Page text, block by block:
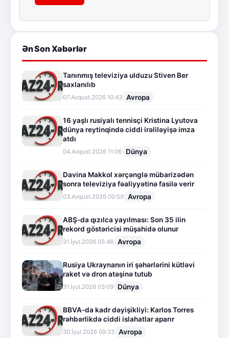
Ən Son Xəbərlər
Tanınmış televiziya ulduzu Stiven Ber
saxlanılıb
07.Avqust.2026 10:43 Avropa
16 yaşlı rusiyalı tennisçi Kristina Lyutova
dünya reytinqində ciddi irəliləyişə imza
atdı
04.Avqust.2026 11:06 Dünya
Davina Makkol xərçənglə mübarizədən
sonra televiziya fəaliyyətinə fasilə verir
03.Avqust.2026 00:59 Avropa
ABŞ-da qızılca yayılması: Son 35 ilin
rekord göstəricisi müşahidə olunur
31.İyul.2026 05:46 Avropa
Rusiya Ukraynanın iri şəhərlərini kütləvi
raket və dron atəşinə tutub
31.İyul.2026 03:09 Dünya
BBVA-da kadr dəyişikliyi: Karlos Torres
rəhbərlikdə ciddi islahatlar aparır
30.İyul.2026 09:33 Avropa